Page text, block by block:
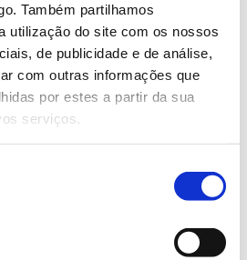
Também partilhamos
utilização do site com os nossos
de publicidade e de análise,
com outras informações que
por estes a partir da sua
serviços.
outras espécies em risco: